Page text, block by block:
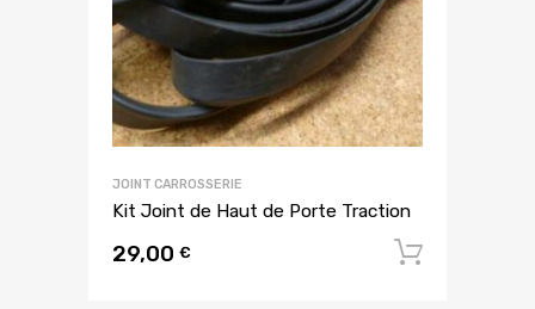
JOINT CARROSSERIE
Kit Joint de Haut de Porte Traction
29,00 €